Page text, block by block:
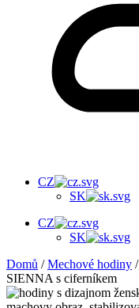
CZ
SK
CZ
SK
Domů /Mechové hodiny
SIENNA s ciferníkem